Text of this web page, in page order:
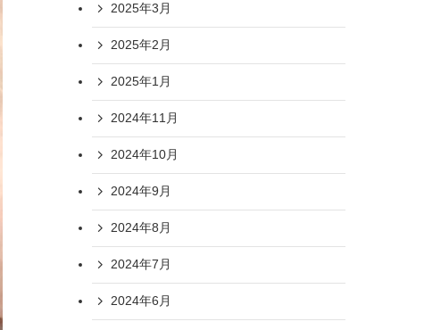
2025年3月
2025年2月
2025年1月
2024年11月
2024年10月
2024年9月
2024年8月
2024年7月
2024年6月